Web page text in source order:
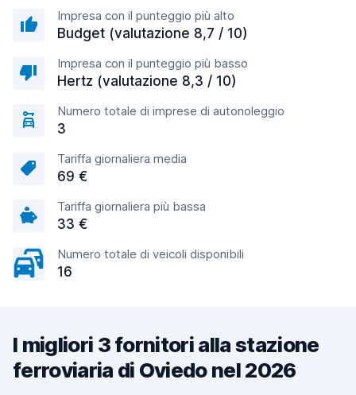
Impresa con il punteggio più alto
Budget (valutazione 8,7 / 10)
Impresa con il punteggio più basso
Hertz (valutazione 8,3 / 10)
Numero totale di imprese di autonoleggio
3
Tariffa giornaliera media
69 €
Tariffa giornaliera più bassa
33 €
Numero totale di veicoli disponibili
16
I migliori 3 fornitori alla stazione
ferroviaria di Oviedo nel 2026